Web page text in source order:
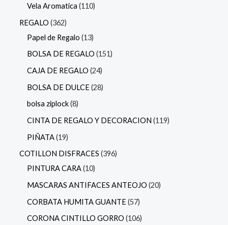
Vela Aromatica 110
REGALO 362
Papel de Regalo 13
BOLSA DE REGALO 151
CAJA DE REGALO 24
BOLSA DE DULCE 28
bolsa ziplock 8
CINTA DE REGALO Y DECORACION 119
PIÑATA 19
COTILLON DISFRACES 396
PINTURA CARA 10
MASCARAS ANTIFACES ANTEOJO 20
CORBATA HUMITA GUANTE 57
CORONA CINTILLO GORRO 106